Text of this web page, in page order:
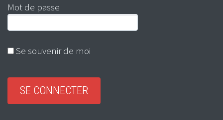
Mot de passe
Se souvenir de moi